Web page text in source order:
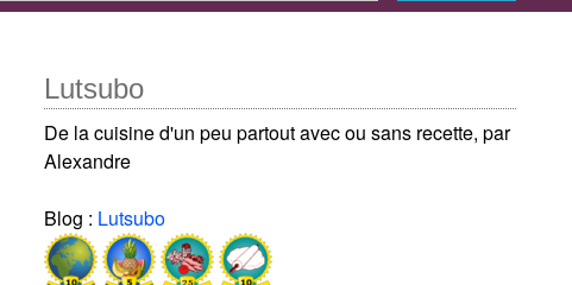
Lutsubo
De la cuisine d'un peu partout avec ou sans recette, par
Alexandre
Blog : Lutsubo